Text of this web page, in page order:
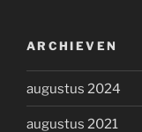
ARCHIEVEN
augustus 2024
augustus 2021